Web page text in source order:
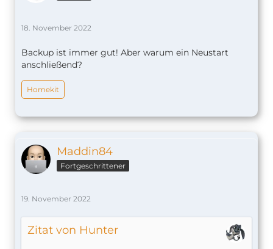
18. November 2022
Backup ist immer gut! Aber warum ein Neustart
anschließend?
Homekit
Maddin84
Fortgeschrittener
19. November 2022
Zitat von Hunter